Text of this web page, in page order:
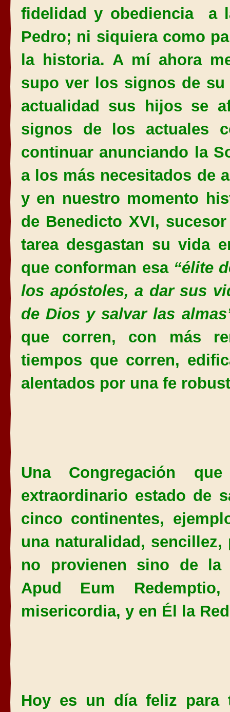
fidelidad y obediencia
a
Pedro; ni siquiera como
la historia. A mí ahora
supo ver los signos de
actualidad sus hijos se
signos de los actuales
continuar anunciando la
a los más necesitados de
y en nuestro momento
de Benedicto XVI,
tarea desgastan su vida
que conforman esa “élite
los apóstoles, a dar sus
de Dios ysalvar las almas
que corren, con más
tiempos que corren,
alentados por una fe
Una Congregación
extraordinario estado de
cinco continentes,
una naturalidad,
no provienen sino de la
Apud Eum
misericordia, y en Él la
Hoy es un día feliz para